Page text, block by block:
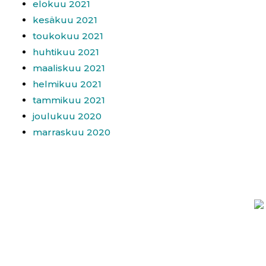
elokuu 2021
kesäkuu 2021
toukokuu 2021
huhtikuu 2021
maaliskuu 2021
helmikuu 2021
tammikuu 2021
joulukuu 2020
marraskuu 2020